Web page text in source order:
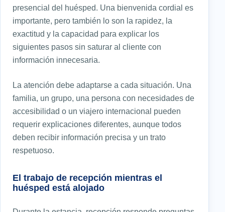
presencial del huésped. Una bienvenida cordial es
importante, pero también lo son la rapidez, la
exactitud y la capacidad para explicar los
siguientes pasos sin saturar al cliente con
información innecesaria.
La atención debe adaptarse a cada situación. Una
familia, un grupo, una persona con necesidades de
accesibilidad o un viajero internacional pueden
requerir explicaciones diferentes, aunque todos
deben recibir información precisa y un trato
respetuoso.
El trabajo de recepción mientras el
huésped está alojado